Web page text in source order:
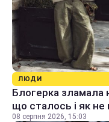
ЛЮДИ
Блогерка зламала
що сталось і як не
08 серпня 2026, 15:03